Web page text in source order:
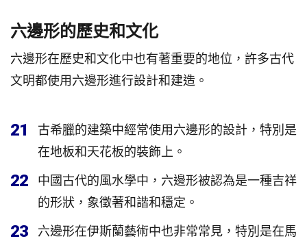
六邊形的歷史和文化
六邊形在歷史和文化中也有著重要的地位，許多古代
文明都使用六邊形進行設計和建造。
21
古希臘的建築中經常使用六邊形的設計，特別是
在地板和天花板的裝飾上。
22
中國古代的風水學中，六邊形被認為是一種吉祥
的形狀，象徵著和諧和穩定。
23
六邊形在伊斯蘭藝術中也非常常見，特別是在馬